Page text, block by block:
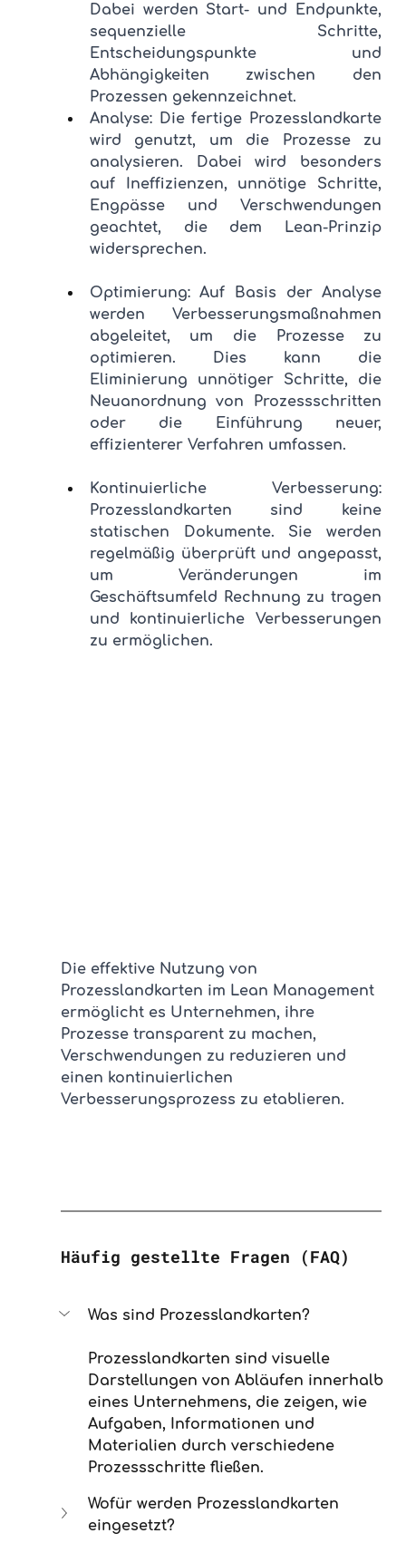
Dabei werden Start- und Endpunkte,
sequenzielle Schritte,
Entscheidungspunkte und
Abhängigkeiten zwischen den
Prozessen gekennzeichnet.
Analyse: Die fertige Prozesslandkarte
wird genutzt, um die Prozesse zu
analysieren. Dabei wird besonders
auf Ineffizienzen, unnötige Schritte,
Engpässe und Verschwendungen
geachtet, die dem Lean-Prinzip
widersprechen.
Optimierung: Auf Basis der Analyse
werden Verbesserungsmaßnahmen
abgeleitet, um die Prozesse zu
optimieren. Dies kann die
Eliminierung unnötiger Schritte, die
Neuanordnung von Prozessschritten
oder die Einführung neuer,
effizienterer Verfahren umfassen.
Kontinuierliche Verbesserung:
Prozesslandkarten sind keine
statischen Dokumente. Sie werden
regelmäßig überprüft und angepasst,
um Veränderungen im
Geschäftsumfeld Rechnung zu tragen
und kontinuierliche Verbesserungen
zu ermöglichen.
Die effektive Nutzung von
Prozesslandkarten im Lean Management
ermöglicht es Unternehmen, ihre
Prozesse transparent zu machen,
Verschwendungen zu reduzieren und
einen kontinuierlichen
Verbesserungsprozess zu etablieren.
Häufig gestellte Fragen (FAQ)
Was sind Prozesslandkarten?
Prozesslandkarten sind visuelle
Darstellungen von Abläufen innerhalb
eines Unternehmens, die zeigen, wie
Aufgaben, Informationen und
Materialien durch verschiedene
Prozessschritte fließen.
Wofür werden Prozesslandkarten
eingesetzt?